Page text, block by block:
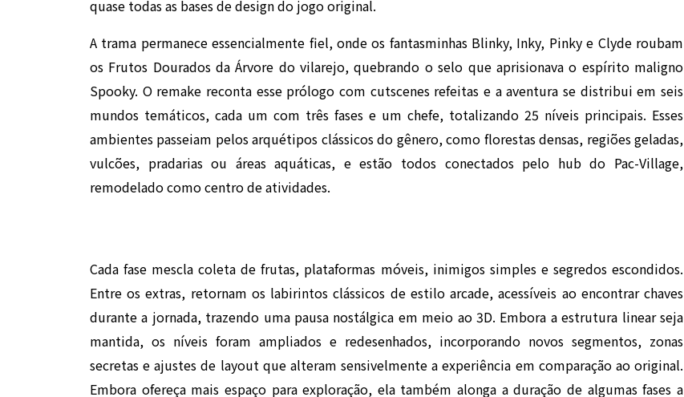
quase todas as bases de design do jogo original.
A trama permanece essencialmente fiel, onde os fantasminhas Blinky, Inky, Pinky e Clyde roubam
os Frutos Dourados da Árvore do vilarejo, quebrando o selo que aprisionava o espírito maligno
Spooky. O remake reconta esse prólogo com cutscenes refeitas e a aventura se distribui em seis
mundos temáticos, cada um com três fases e um chefe, totalizando 25 níveis principais. Esses
ambientes passeiam pelos arquétipos clássicos do gênero, como florestas densas, regiões geladas,
vulcões, pradarias ou áreas aquáticas, e estão todos conectados pelo hub do Pac-Village,
remodelado como centro de atividades.
Cada fase mescla coleta de frutas, plataformas móveis, inimigos simples e segredos escondidos.
Entre os extras, retornam os labirintos clássicos de estilo arcade, acessíveis ao encontrar chaves
durante a jornada, trazendo uma pausa nostálgica em meio ao 3D. Embora a estrutura linear seja
mantida, os níveis foram ampliados e redesenhados, incorporando novos segmentos, zonas
secretas e ajustes de layout que alteram sensivelmente a experiência em comparação ao original.
Embora ofereça mais espaço para exploração, ela também alonga a duração de algumas fases a